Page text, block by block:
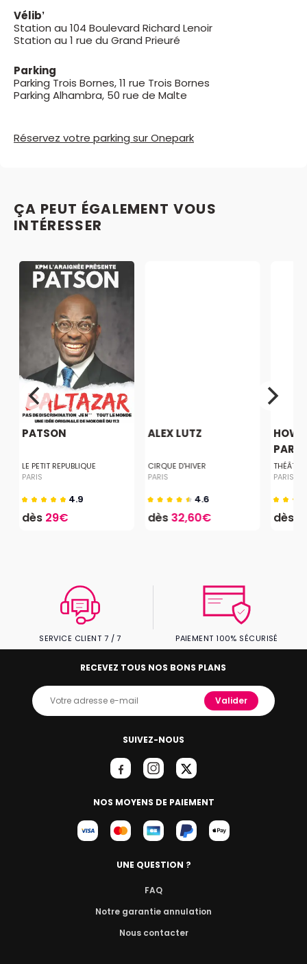
Vélib’
Station au 104 Boulevard Richard Lenoir
Station au 1 rue du Grand Prieuré
Parking
Parking Trois Bornes, 11 rue Trois Bornes
Parking Alhambra, 50 rue de Malte
Réservez votre parking sur Onepark
ÇA PEUT ÉGALEMENT VOUS
INTÉRESSER
PATSON
LE PETIT REPUBLIQUE
PARIS
4.9
dès 29€
ALEX LUTZ
CIRQUE D'HIVER
PARIS
4.6
dès32,60€
HOW
PARIS
dès
SERVICE CLIENT 7 / 7 PAIEMENT 100% SÉCURISÉ
SUIVEZ-NOUS
NOS MOYENS DE PAIEMENT
RECEVEZ TOUS NOS BONS PLANS
Valider
UNE QUESTION ?
FAQ
Notre garantie annulation
Nous contacter